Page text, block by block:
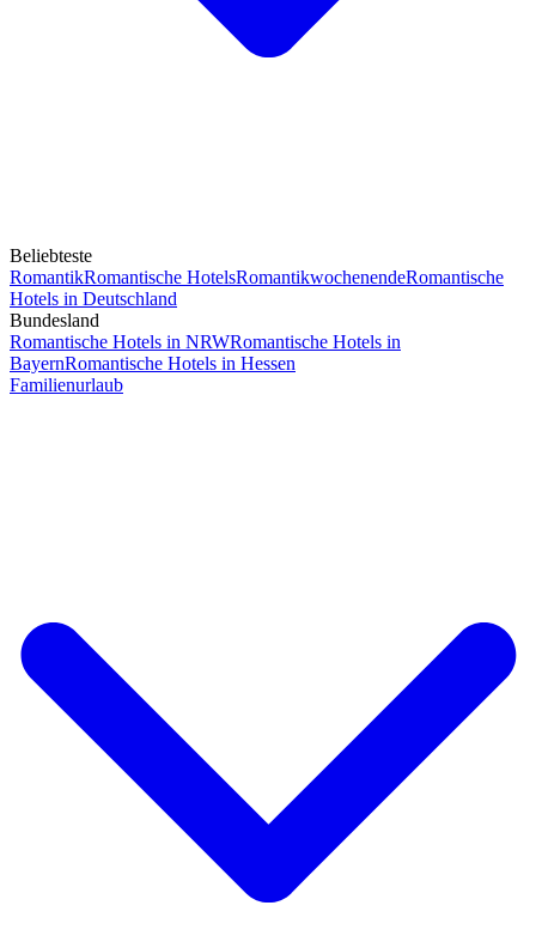
Beliebteste
RomantikRomantische HotelsRomantikwochenendeRomantische
Hotels in Deutschland
Bundesland
Romantische Hotels in NRWRomantische Hotels in
BayernRomantische Hotels in Hessen
Familienurlaub